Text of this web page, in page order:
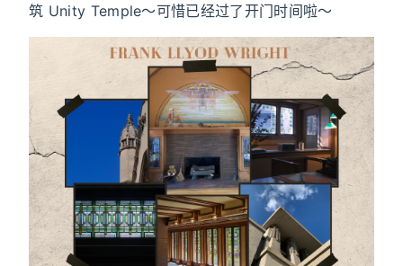
筑 Unity Temple～可惜已经过了开门时间啦～